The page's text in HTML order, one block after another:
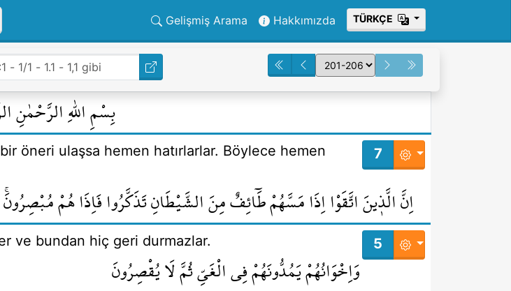
Gelişmiş Arama Hakkımızda ТÜRKÇE
بِسْمِ اللّٰهِ الرَّحْمٰنِ
7
öneri ulaşsa hemen hatırlarlar. Böylece hemen
اِنَّ الَّذ۪ينَ اتَّقَوْا اِذَا مَسَّهُمْ طَٓائِفٌ مِنَ الشَّيْطَانِ تَذَكَّرُوا فَاِذَا هُمْ مُبْصِرُونَۚ
5
ve bundan hiç geri durmazlar.
وَاِخْوَانُهُمْ يَمُدُّونَهُمْ فِي الْغَيِّ ثُمَّ لَا يُقْصِرُونَ